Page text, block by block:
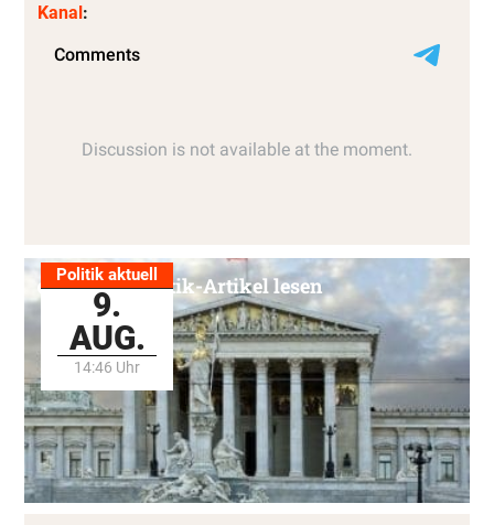
Kanal:
Politik aktuell
9.
AUG.
14:46 Uhr
Alle Politik-Artikel lesen